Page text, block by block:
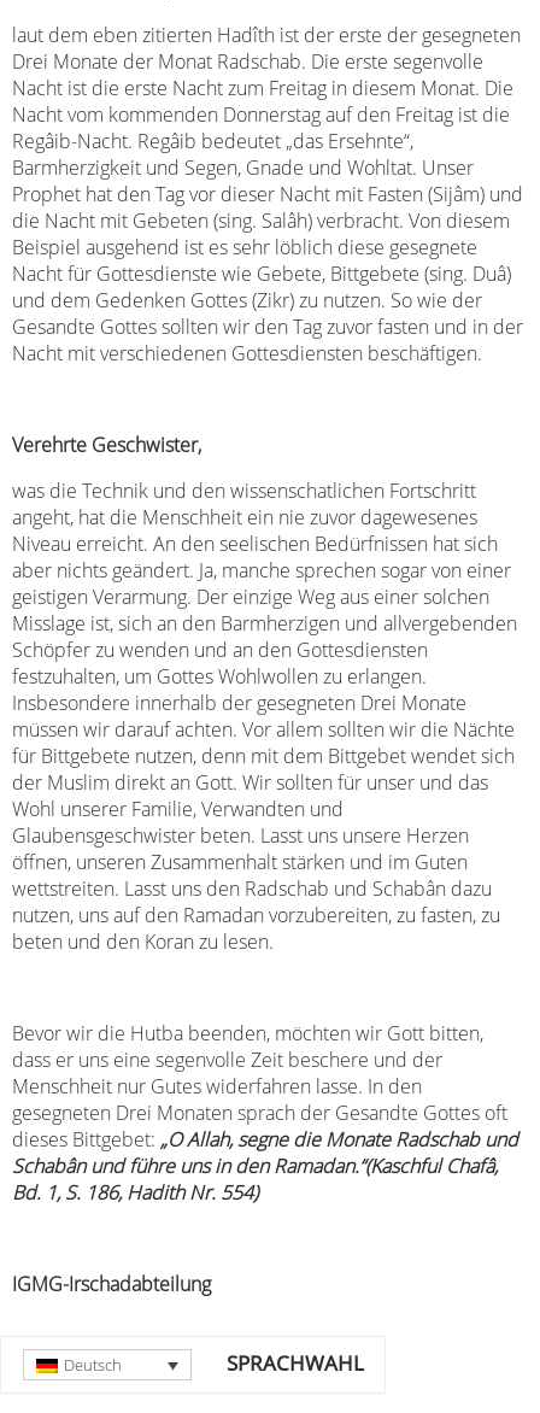
laut dem eben zitierten Hadîth ist der erste der gesegneten
Drei Monate der Monat Radschab. Die erste segenvolle
Nacht ist die erste Nacht zum Freitag in diesem Monat. Die
Nacht vom kommenden Donnerstag auf den Freitag ist die
Regâib-Nacht. Regâib bedeutet „das Ersehnte“,
Barmherzigkeit und Segen, Gnade und Wohltat. Unser
Prophet hat den Tag vor dieser Nacht mit Fasten (Sijâm) und
die Nacht mit Gebeten (sing. Salâh) verbracht. Von diesem
Beispiel ausgehend ist es sehr löblich diese gesegnete
Nacht für Gottesdienste wie Gebete, Bittgebete (sing. Duâ)
und dem Gedenken Gottes (Zikr) zu nutzen. So wie der
Gesandte Gottes sollten wir den Tag zuvor fasten und in der
Nacht mit verschiedenen Gottesdiensten beschäftigen.
Verehrte Geschwister,
was die Technik und den wissenschatlichen Fortschritt
angeht, hat die Menschheit ein nie zuvor dagewesenes
Niveau erreicht. An den seelischen Bedürfnissen hat sich
aber nichts geändert. Ja, manche sprechen sogar von einer
geistigen Verarmung. Der einzige Weg aus einer solchen
Misslage ist, sich an den Barmherzigen und allvergebenden
Schöpfer zu wenden und an den Gottesdiensten
festzuhalten, um Gottes Wohlwollen zu erlangen.
Insbesondere innerhalb der gesegneten Drei Monate
müssen wir darauf achten. Vor allem sollten wir die Nächte
für Bittgebete nutzen, denn mit dem Bittgebet wendet sich
der Muslim direkt an Gott. Wir sollten für unser und das
Wohl unserer Familie, Verwandten und
Glaubensgeschwister beten. Lasst uns unsere Herzen
öffnen, unseren Zusammenhalt stärken und im Guten
wettstreiten. Lasst uns den Radschab und Schabân dazu
nutzen, uns auf den Ramadan vorzubereiten, zu fasten, zu
beten und den Koran zu lesen.
Bevor wir die Hutba beenden, möchten wir Gott bitten,
dass er uns eine segenvolle Zeit beschere und der
Menschheit nur Gutes widerfahren lasse. In den
gesegneten Drei Monaten sprach der Gesandte Gottes oft
dieses Bittgebet: „O Allah, segne die Monate Radschab und
Schabân und führe uns in den Ramadan.“(Kaschful Chafâ,
Bd. 1, S. 186, Hadith Nr. 554)
IGMG-Irschadabteilung
SPRACHWAHL
Deutsch